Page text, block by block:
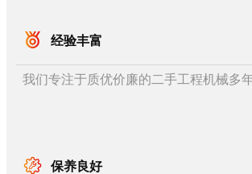
经验丰富
我们专注于质优价廉的二手工程机械多年
保养良好